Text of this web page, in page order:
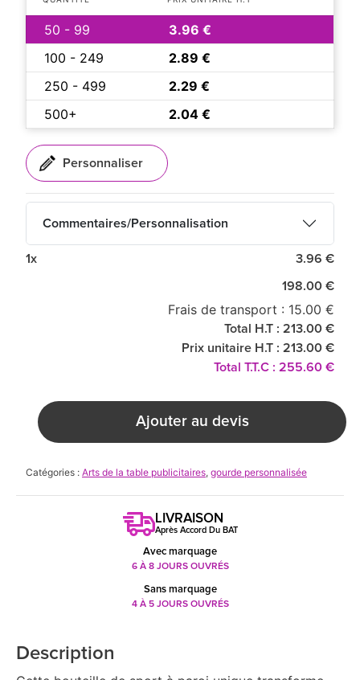
50 - 99
3.96 €
100 - 249
2.89 €
250 - 499
2.29 €
500+
2.04 €
Commentaires/Personnalisation
1x 3.96 €
198.00 €
Frais de transport : 15.00 €
Total H.T : 213.00 €
Prix unitaire H.T : 213.00 €
Total T.T.C : 255.60 €
Ajouter au devis
Catégories : Arts de la table publicitaires, gourde personnalisée
LIVRAISON
Après Accord Du BAT
Avec marquage
6 À 8 JOURS OUVRÉS
Sans marquage
4 À 5 JOURS OUVRÉS
Description